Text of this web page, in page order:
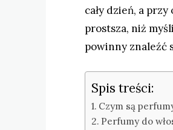
cały dzień, a
prostsza, niż
powinny znaleźć
Spis treści:
Czym są
Perfumy do